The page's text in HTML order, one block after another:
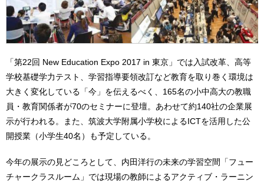
「第22回 New Education Expo 2017 in 東京」では入試改革、高等
学校基礎学力テスト、学習指導要領改訂など教育を取り巻く環境は
大きく変化している「今」を伝えるべく、165名の小中高大の教職
員・教育関係者が70のセミナーに登壇。あわせて約140社の企業展
示が行われる。また、筑波大学附属小学校によるICTを活用した公
開授業（小学生40名）も予定している。
今年の展示の見どころとして、内田洋行の未来の学習空間「フュー
チャークラスルーム」では現場の教師によるアクティブ・ラーニン